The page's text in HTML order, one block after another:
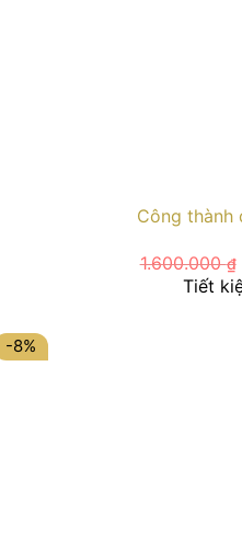
Công thành
1.600.000₫
Tiết
-8%